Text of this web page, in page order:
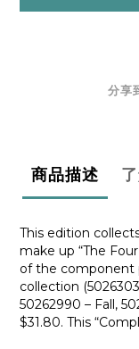
分享
商品描述
This edition
make up “The
of the component
collection
50262990 – Fall,
$31.80. This